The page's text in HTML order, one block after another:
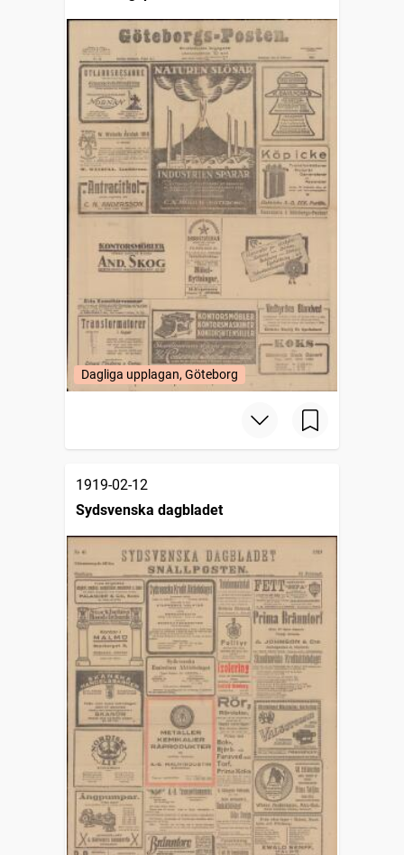
Dagliga upplagan, Göteborg
1919-02-12
Sydsvenska dagbladet